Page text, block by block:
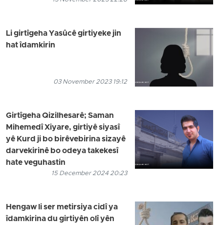
Li girtîgeha Yasûcê girtiyeke jin
hat îdamkirin
03 November 2023 19:12
Girtîgeha Qizilhesarê; Saman
Mihemedî Xiyare, girtiyê siyasî
yê Kurd ji bo birêvebirina sizayê
darvekirinê bo odeya takekesî
hate veguhastin
15 December 2024 20:23
Hengaw li ser metirsiya cidî ya
îdamkirina du girtiyên olî yên